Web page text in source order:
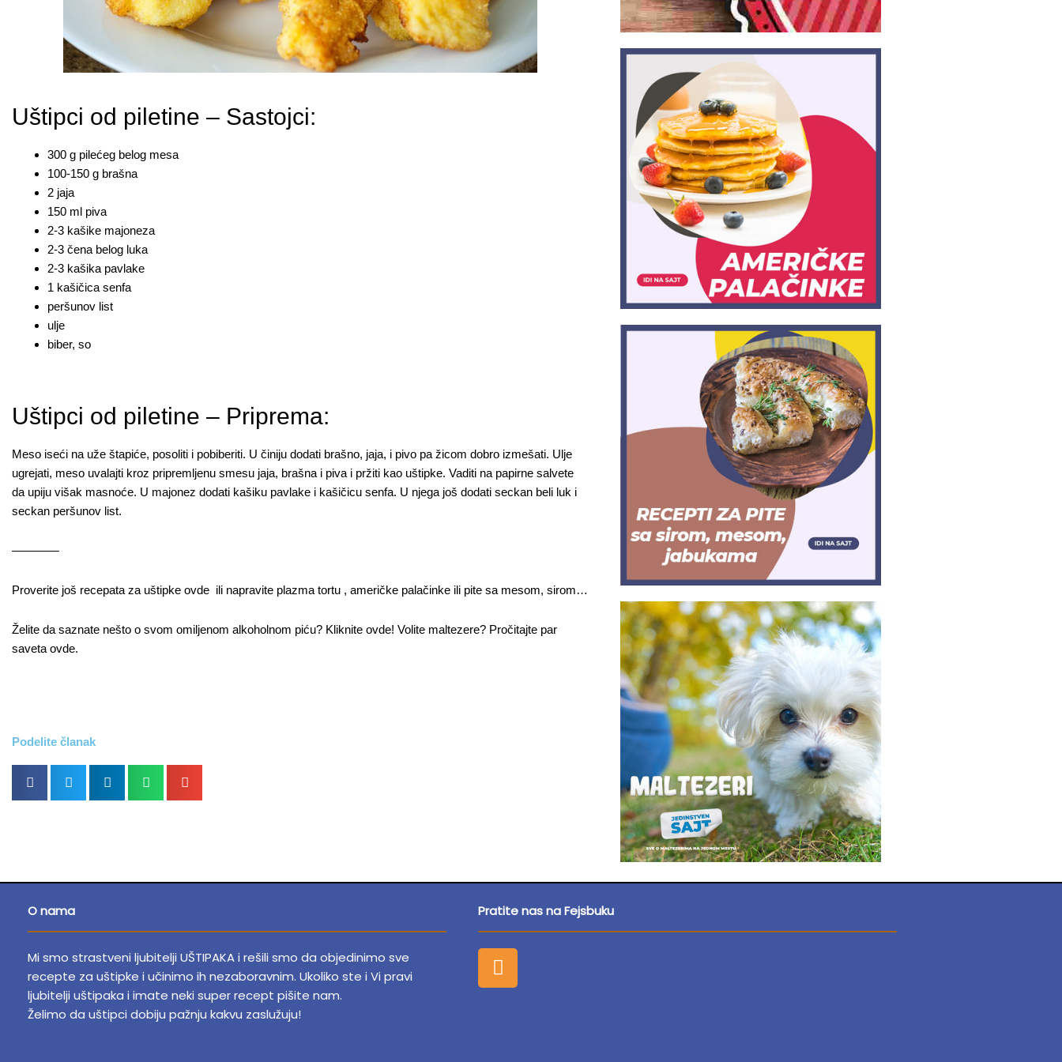
Uštipci od piletine – Sastojci:
300 g pilećeg belog mesa
100-150 g brašna
2 jaja
150 ml piva
2-3 kašike majoneza
2-3 čena belog luka
2-3 kašika pavlake
1 kašičica senfa
peršunov list
ulje
biber, so
Uštipci od piletine – Priprema:
Meso iseći na uže štapiće, posoliti i pobiberiti. U činiju dodati brašno, jaja, i pivo pa žicom dobro izmešati. Ulje
ugrejati, meso uvalajti kroz pripremljenu smesu jaja, brašna i piva i pržiti kao uštipke. Vaditi na papirne salvete
da upiju višak masnoće. U majonez dodati kašiku pavlake i kašičicu senfa. U njega još dodati seckan beli luk i
seckan peršunov list.
————
Proverite još recepata za uštipke ovde ili napravite plazma tortu , američke palačinke ili pite sa mesom, sirom…
Želite da saznate nešto o svom omiljenom alkoholnom piću? Kliknite ovde! Volite maltezere? Pročitajte par
saveta ovde.
Podelite članak
O nama
Mi smo strastveni ljubitelji UŠTIPAKA i rešili smo da objedinimo sve
recepte za uštipke i učinimo ih nezaboravnim. Ukoliko ste i Vi pravi
ljubitelji uštipaka i imate neki super recept pišite nam.
Želimo da uštipci dobiju pažnju kakvu zaslužuju!
Pratite nas na Fejsbuku
F
a